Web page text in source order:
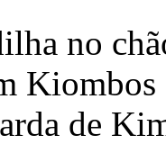
no
Kiombos
de